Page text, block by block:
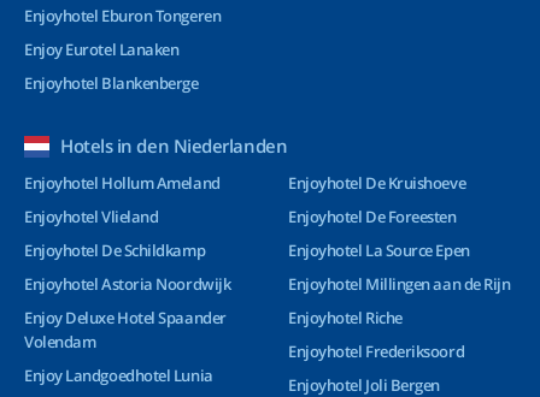
Enjoyhotel Eburon Tongeren
Enjoy Eurotel Lanaken
Enjoyhotel Blankenberge
Hotels in den Niederlanden
Enjoyhotel Hollum Ameland
Enjoyhotel Vlieland
Enjoyhotel De Schildkamp
Enjoyhotel Astoria Noordwijk
Enjoy Deluxe Hotel Spaander
Volendam
Enjoy Landgoedhotel Lunia
Enjoyhotel De Kruishoeve
Enjoyhotel De Foreesten
Enjoyhotel La Source Epen
Enjoyhotel Millingen aan de Rijn
Enjoyhotel Riche
Enjoyhotel Frederiksoord
Enjoyhotel Joli Bergen